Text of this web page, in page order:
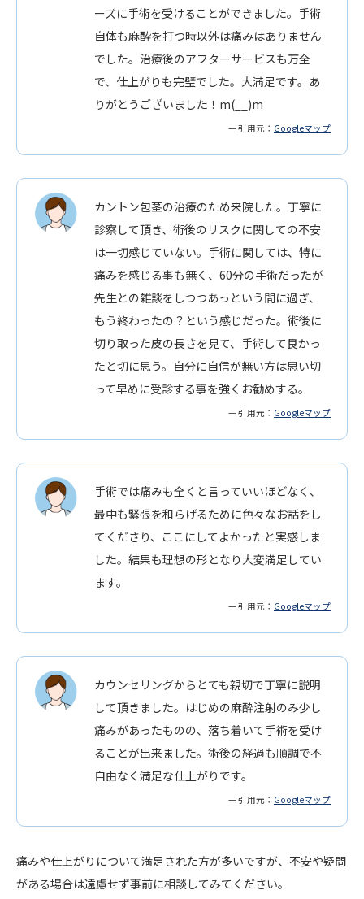
ーズに手術を受けることができました。手術
自体も麻酔を打つ時以外は痛みはありません
でした。治療後のアフターサービスも万全
で、仕上がりも完璧でした。大満足です。あ
りがとうございました！m(__)m
— 引用元： Googleマップ
カントン包茎の治療のため来院した。丁寧に
診察して頂き、術後のリスクに関しての不安
は一切感じていない。手術に関しては、特に
痛みを感じる事も無く、60分の手術だったが
先生との雑談をしつつあっという間に過ぎ、
もう終わったの？という感じだった。術後に
切り取った皮の長さを見て、手術して良かっ
たと切に思う。自分に自信が無い方は思い切
って早めに受診する事を強くお勧めする。
— 引用元： Googleマップ
手術では痛みも全くと言っていいほどなく、
最中も緊張を和らげるために色々なお話をし
てくださり、ここにしてよかったと実感しま
した。結果も理想の形となり大変満足してい
ます。
— 引用元： Googleマップ
カウンセリングからとても親切で丁寧に説明
して頂きました。はじめの麻酔注射のみ少し
痛みがあったものの、落ち着いて手術を受け
ることが出来ました。術後の経過も順調で不
自由なく満足な仕上がりです。
— 引用元： Googleマップ
痛みや仕上がりについて満足された方が多いですが、不安や疑問
がある場合は遠慮せず事前に相談してみてください。